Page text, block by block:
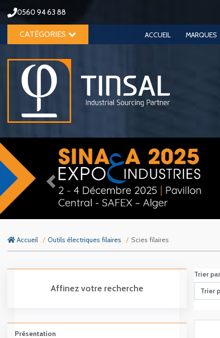
0560 94 63 88
CATÉGORIES ACCUEIL MARQUES
Previous
Accueil Outils électriques filaires Scies filaires
Affinez votre recherche
Présentation
Trier par
Trier